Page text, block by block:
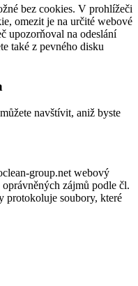
bez cookies. V prohlížeči
omezit je na určité webové
upozorňoval na odeslání
také z pevného disku
navštívit, aniž byste
group.net webový
oprávněných zájmů podle čl.
protokoluje soubory, které